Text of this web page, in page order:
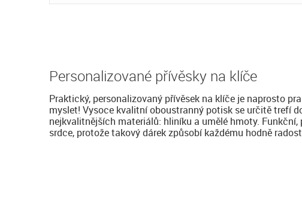
Personalizované přívěsky na klíče
Praktický, personalizovaný přívěsek na klíče je naprosto
myslet! Vysoce kvalitní oboustranný potisk se určitě trefí
nejkvalitnějších materiálů: hliníku a umělé hmoty.
srdce, protože takový dárek způsobí každému hodně